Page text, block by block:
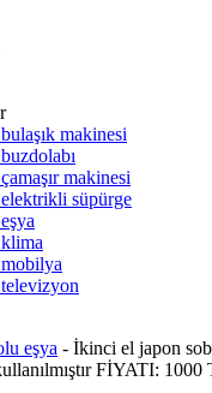
makinesi
makinesi
süpürge
eşya - İkinci el japon
FİYATI: 1000